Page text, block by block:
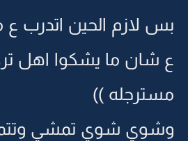
بس لازم الحين اتدرب
ع شان ما يشكوا اهل
مسترجله ))
وشوي شوي تمشي